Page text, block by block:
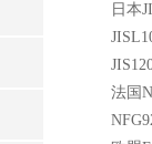
日本
法国